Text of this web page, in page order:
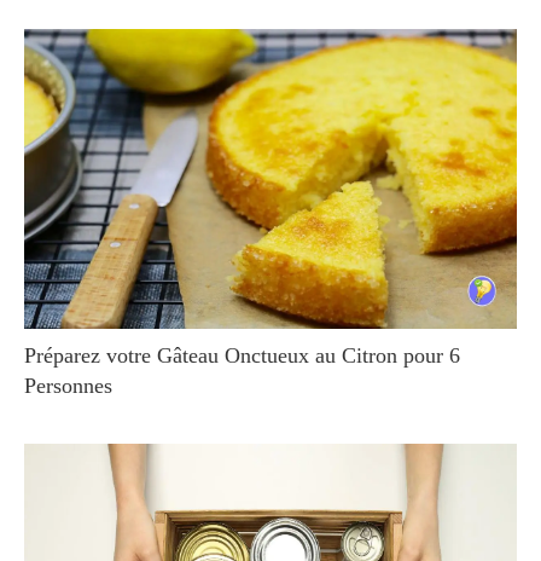
Préparez votre Gâteau Onctueux au Citron pour 6
Personnes